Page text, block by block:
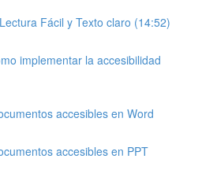
Fácil y Texto claro (14:52)
implementar la accesibilidad
accesibles en Word
accesibles en PPT